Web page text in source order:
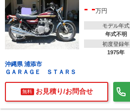
- -万円
モデル年式
年式不明
初度登録年
1975年
沖縄県 浦添市
ＧＡＲＡＧＥ ＳＴＡＲＳ
無料 お見積り/お問合せ